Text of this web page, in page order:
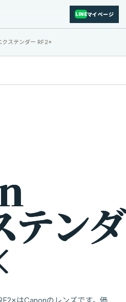
LINEマイページ
ステンダー RF2×
テンダ